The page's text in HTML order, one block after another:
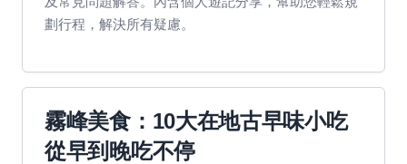
劃行程，解決所有疑慮。
霧峰美食：10大在地古早味小吃
從早到晚吃不停